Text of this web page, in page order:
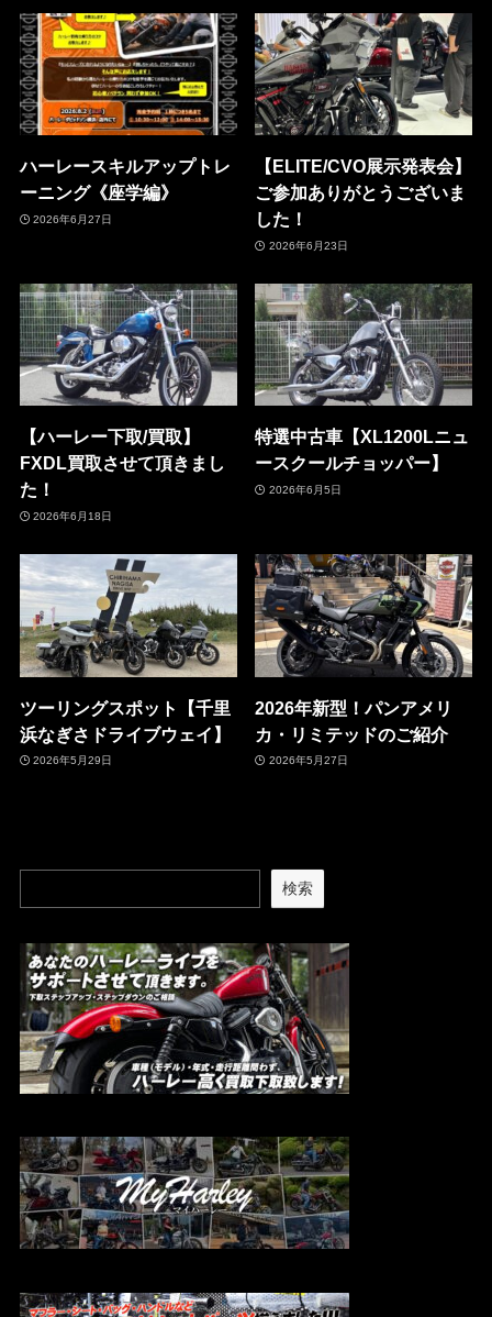
ハーレースキルアップトレ
ーニング《座学編》
2026年6月27日
【ELITE/CVO展示発表会】
ご参加ありがとうございま
した！
2026年6月23日
【ハーレー下取/買取】
FXDL買取させて頂きまし
た！
2026年6月18日
特選中古車【XL1200Lニュ
ースクールチョッパー】
2026年6月5日
ツーリングスポット【千里
浜なぎさドライブウェイ】
2026年5月29日
2026年新型！パンアメリ
カ・リミテッドのご紹介
2026年5月27日
検索